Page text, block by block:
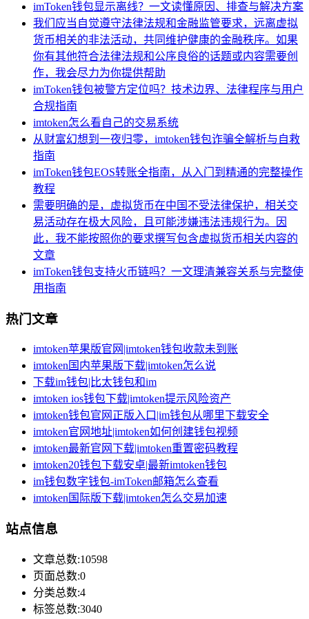
imToken钱包显示离线？一文读懂原因、排查与解决方案
我们应当自觉遵守法律法规和金融监管要求，远离虚拟
货币相关的非法活动，共同维护健康的金融秩序。如果
你有其他符合法律法规和公序良俗的话题或内容需要创
作，我会尽力为你提供帮助
imToken钱包被警方定位吗？技术边界、法律程序与用户
合规指南
imtoken怎么看自己的交易系统
从财富幻想到一夜归零，imtoken钱包诈骗全解析与自救
指南
imToken钱包EOS转账全指南，从入门到精通的完整操作
教程
需要明确的是，虚拟货币在中国不受法律保护，相关交
易活动存在极大风险，且可能涉嫌违法违规行为。因
此，我不能按照你的要求撰写包含虚拟货币相关内容的
文章
imToken钱包支持火币链吗？一文理清兼容关系与完整使
用指南
热门文章
imtoken苹果版官网|imtoken钱包收款未到账
imtoken国内苹果版下载|imtoken怎么说
下载im钱包|比太钱包和im
imtoken ios钱包下载|imtoken提示风险资产
imtoken钱包官网正版入口|im钱包从哪里下载安全
imtoken官网地址|imtoken如何创建钱包视频
imtoken最新官网下载|imtoken重置密码教程
imtoken20钱包下载安卓|最新imtoken钱包
im钱包数字钱包-imToken邮箱怎么查看
imtoken国际版下载|imtoken怎么交易加速
站点信息
文章总数:10598
页面总数:0
分类总数:4
标签总数:3040